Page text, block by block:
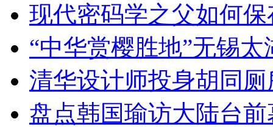
现代密码学之父如何
“中华赏樱胜地”无锡
清华设计师投身胡同
盘点韩国瑜访大陆台